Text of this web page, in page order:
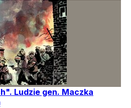
Ludzie gen. Maczka